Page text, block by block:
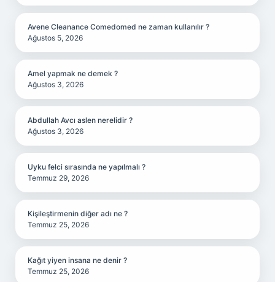
Avene Cleanance Comedomed ne zaman kullanılır ?
Ağustos 5, 2026
Amel yapmak ne demek ?
Ağustos 3, 2026
Abdullah Avcı aslen nerelidir ?
Ağustos 3, 2026
Uyku felci sırasında ne yapılmalı ?
Temmuz 29, 2026
Kişileştirmenin diğer adı ne ?
Temmuz 25, 2026
Kağıt yiyen insana ne denir ?
Temmuz 25, 2026